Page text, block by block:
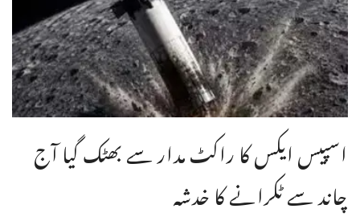
اسپیس ایکس کا راکٹ مدار سے بھٹک گیا آج
چاند سے ٹکرانے کا خدشہ